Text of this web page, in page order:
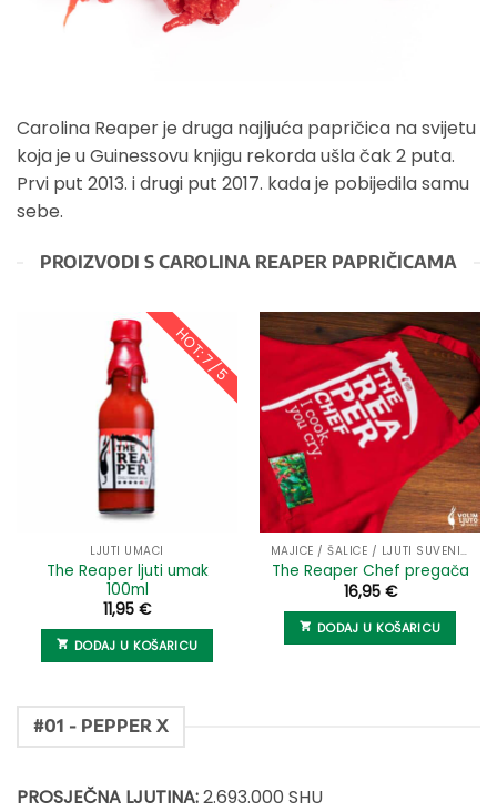
Carolina Reaper je druga najljuća papričica na svijetu
koja je u Guinessovu knjigu rekorda ušla čak 2 puta.
Prvi put 2013. i drugi put 2017. kada je pobijedila samu
sebe.
PROIZVODI S CAROLINA REAPER PAPRIČICAMA
HOT: 7 / 5
LJUTI UMACI
The Reaper ljuti umak
100ml
11,95 €
DODAJ U KOŠARICU
MAJICE / ŠALICE / LJUTI SUVENIRI
The Reaper Chef pregača
16,95 €
DODAJ U KOŠARICU
#01 - PEPPER X
PROSJEČNA LJUTINA:2.693.000 SHU